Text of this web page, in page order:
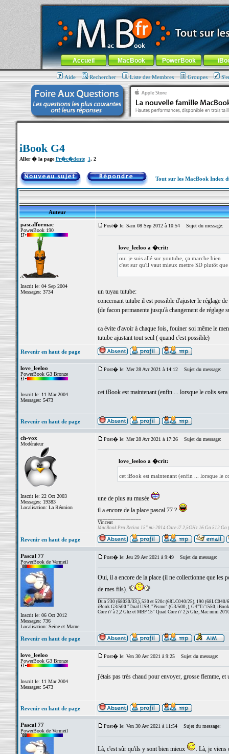
MacBook-fr.com : 100% Apple... 100% nomade !
Aller au contenu-Aller au menu général-Aller au menu de
Menu général
Accueil MacBook PowerBook
Aide Rechercher Liste des Membres Groupes
iBook G4
Aller � la pagePr�c�dente 1, 2
Tout sur les MacBook Index
Auteur
pascalformac
PowerBook 190
Inscrit le: 04 Sep 2004
Messages: 3734
Post� le: Sam 08 Sep 2012 à 10:54 Sujet du message:
love_leeloo a �crit:
oui je suis allé sur youtube, ça marche bien
c'est sur qu'il vaut mieux mettre SD plutôt
un tuyau tutube:
concernant tutube il est possible d'ajuster le réglage
(de facon permanente jusqu'à changement de réglage
ca évite d'avoir à chaque fois, fouiner soi même le
tutube ajustant tout seul ( quand c'est possible)
Revenir en haut de page
love_leeloo
PowerBook G3 Bronze
Inscrit le: 11 Mar 2004
Messages: 5473
Post� le: Mer 28 Avr 2021 à 14:12 Sujet du message:
cet iBook est maintenant (enfin ... lorsque le colis
Revenir en haut de page
ch-vox
Modérateur
Inscrit le: 22 Oct 2003
Messages: 19383
Localisation: La Réunion
Post� le: Mer 28 Avr 2021 à 17:26 Sujet du message:
love_leeloo a �crit:
cet iBook est maintenant (enfin ... lorsque le
une de plus au musée
il a encore de la place pascal 77 ?
Vincent
MacBook Pro Retina 15" mi-2014 Core i7 2,5GHz 16 Go 512 Go
Revenir en haut de page
Pascal 77
PowerBook de Vermeil
Inscrit le: 06 Oct 2012
Messages: 736
Localisation: Seine et Marne
Post� le: Jeu 29 Avr 2021 à 9:49 Sujet du message:
Oui, il a encore de la place (il ne collectionne que les
de mes fils).
Duo 230 (68030/33,), 520 et 520c (68LC040/25), 190 (68LC040/
iBook G3/500 "Dual USB, "Pismo" (G3/500, ), G4"Ti"/550,
Core i7 à 2,2 Ghz et MBP 15" Quad Core i7 2,5 Ghz, Mac mini
Revenir en haut de page
love_leeloo
PowerBook G3 Bronze
Inscrit le: 11 Mar 2004
Messages: 5473
Post� le: Ven 30 Avr 2021 à 9:25 Sujet du message:
j'étais pas très chaud pour envoyer, grosse flemme,
Revenir en haut de page
Pascal 77
PowerBook de Vermeil
Post� le: Ven 30 Avr 2021 à 11:54 Sujet du message:
Là, c'est sûr qu'ils y sont bien mieux
. Là, je